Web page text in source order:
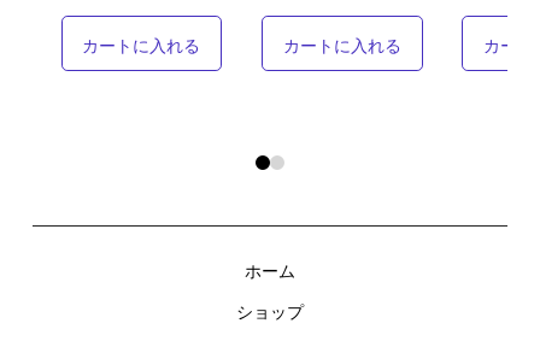
カートに入れる カートに入れる カート
0 1
ホーム
ショップ